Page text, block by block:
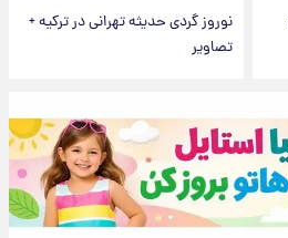
نوروز گردی حدیثه تهرانی در ترکیه +
تصاویر